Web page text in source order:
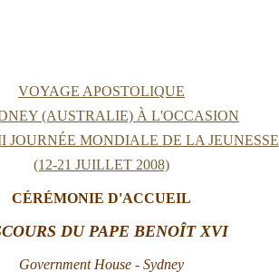
VOYAGE APOSTOLIQUE
(AUSTRALIE) À L'OCCASION
JOURNÉE MONDIALE DE LA JEUNESSE
(12-21 JUILLET 2008)
CÉRÉMONIE D'ACCUEIL
DU PAPE BENOÎT XVI
Government House - Sydney